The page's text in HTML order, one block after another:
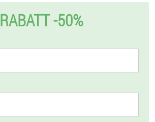
RABATT -50%